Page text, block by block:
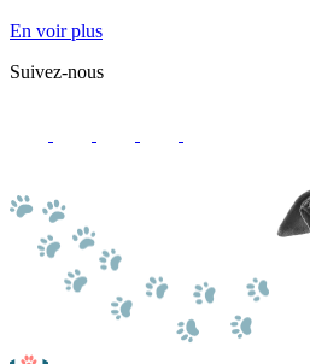
En voir plus
Suivez-nous